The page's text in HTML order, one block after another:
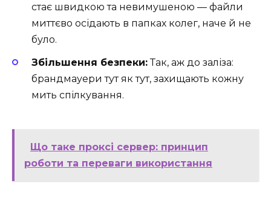
стає швидкою та невимушеною — файли
миттєво осідають в папках колег, наче й не
було.
Збільшення безпеки:Так, аж до заліза:
брандмауери тут як тут, захищають кожну
мить спілкування. ️
Що таке проксі сервер: принцип
роботи та переваги використання